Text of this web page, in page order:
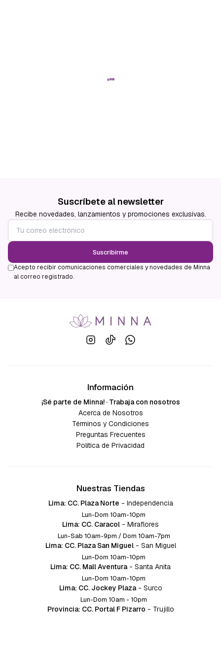
Suscríbete al newsletter
Recibe novedades, lanzamientos y promociones exclusivas.
Suscribirme
Acepto recibir comunicaciones comerciales y novedades de Minna
al correo registrado.
Información
¡Sé parte de Minna! · Trabaja con nosotros
Acerca de Nosotros
Términos y Condiciones
Preguntas Frecuentes
Política de Privacidad
Nuestras Tiendas
Lima: CC. Plaza Norte - Independencia
Lun-Dom 10am-10pm
Lima: CC. Caracol - Miraflores
Lun-Sab 10am-9pm / Dom 10am-7pm
Lima: CC. Plaza San Miguel - San Miguel
Lun-Dom 10am-10pm
Lima: CC. Mall Aventura - Santa Anita
Lun-Dom 10am-10pm
Lima: CC. Jockey Plaza - Surco
Lun-Dom 10am - 10pm
Provincia: CC. Portal F Pizarro - Trujillo